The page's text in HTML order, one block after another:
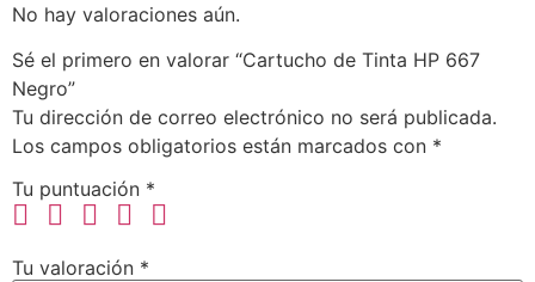
No hay valoraciones aún.
Sé el primero en valorar “Cartucho de Tinta HP 667
Negro”
Tu dirección de correo electrónico no será publicada.
Los campos obligatorios están marcados con *
Tu puntuación *
Tu valoración *